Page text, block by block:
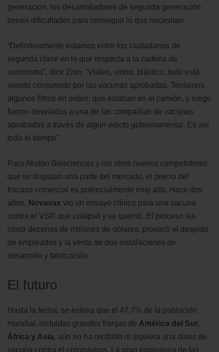
generación, los desarrolladores de segunda generación
tienen dificultades para conseguir lo que necesitan.
“Definitivamente estamos entre los ciudadanos de
segunda clase en lo que respecta a la cadena de
suministro”, dice Zion. “Viales, vidrio, plástico, todo está
siendo consumido por las vacunas aprobadas. Teníamos
algunos filtros en orden, que estaban en el camión, y luego
fueron desviados a una de las compañías de vacunas
aprobadas a través de algún edicto gubernamental. Es así
todo el tiempo”.
Para Akston Biosciences y los otros nuevos competidores
que se disputan una parte del mercado, el precio del
fracaso comercial es potencialmente muy alto. Hace dos
años, Novavax vio un ensayo clínico para una vacuna
contra el VSR que colapsó y se quemó. El proceso les
costó decenas de millones de dólares, provocó el despido
de empleados y la venta de dos instalaciones de
desarrollo y fabricación.
El futuro
Hasta la fecha, se estima que el 47,7% de la población
mundial, incluidas grandes franjas de América del Sur,
África y Asia, aún no ha recibido ni siquiera una dosis de
vacuna contra el coronavirus. La gran esperanza de las